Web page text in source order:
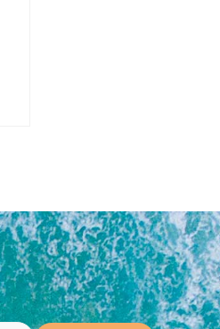
Bitte lasse dieses Feld leer.